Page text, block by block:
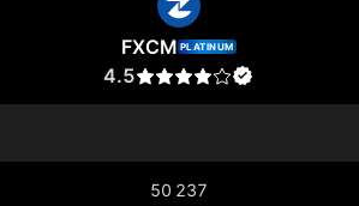
FXCM PLATINUM
4.5
50 237